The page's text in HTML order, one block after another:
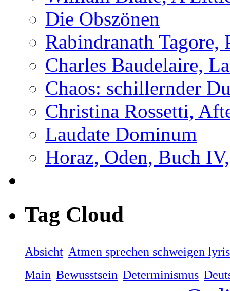
Die Obszönen
Rabindranath Tagore,
Charles Baudelaire,
Chaos: schillernder
Christina Rossetti,
Laudate Dominum
Horaz, Oden, Buch
Tag Cloud
Absicht Atmen sprechen schweigen
Main Bewusstsein Determinismus